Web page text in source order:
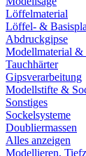
Löffelmaterial
Löffel- &
Abdruckgipse
Modellmaterial &
Tauchhärter
Gipsverarbeitung
Modellstifte &
Sonstiges
Sockelsysteme
Doubliermassen
Alles anzeigen
Modellieren,